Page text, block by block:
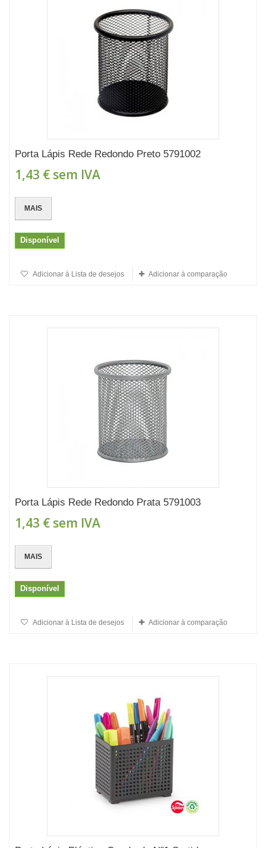
Porta Lápis Rede Redondo Preto 5791002
1,43 € sem IVA
MAIS
Disponível
Adicionar à Lista de desejos Adicionar à comparação
Porta Lápis Rede Redondo Prata 5791003
1,43 € sem IVA
MAIS
Disponível
Adicionar à Lista de desejos Adicionar à comparação